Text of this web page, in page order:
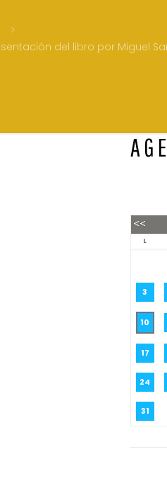
del libro por Miguel
L
3
10
17
24
31